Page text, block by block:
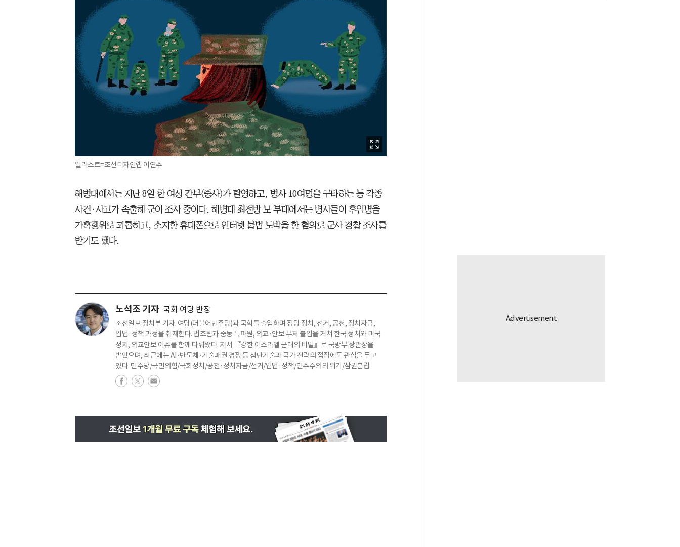
일러스트=조선디자인랩 이연주
해병대에서는 지난 8일 한 여성 간부(중사)가 탈영하고, 병사 10여명을 구타하는 등 각종
사건·사고가 속출해 군이 조사 중이다. 해병대 최전방 모 부대에서는 병사들이 후임병을
가혹행위로 괴롭히고, 소지한 휴대폰으로 인터넷 불법 도박을 한 혐의로 군사 경찰 조사를
받기도 했다.
노석조 기자 국회 여당 반장
조선일보 정치부 기자. 여당(더불어민주당)과 국회를 출입하며 정당 정치, 선거, 공천, 정치자금,
입법·정책 과정을 취재한다. 법조팀과 중동 특파원, 외교·안보 부처 출입을 거쳐 한국 정치와 미국
정치, 외교안보 이슈를 함께 다뤄왔다. 저서 『강한 이스라엘 군대의 비밀』로 국방부 장관상을
받았으며, 최근에는 AI·반도체·기술패권 경쟁 등 첨단기술과 국가 전략의 접점에도 관심을 두고
있다. 민주당/국민의힘/국회정치/공천·정치자금/선거/입법·정책/민주주의의 위기/삼권분립